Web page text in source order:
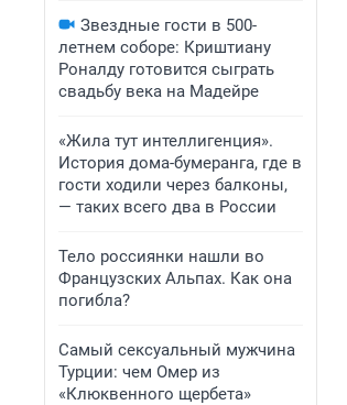
Звездные гости в 500-
летнем соборе: Криштиану
Роналду готовится сыграть
свадьбу века на Мадейре
«Жила тут интеллигенция».
История дома-бумеранга, где в
гости ходили через балконы,
— таких всего два в России
Тело россиянки нашли во
Французских Альпах. Как она
погибла?
Самый сексуальный мужчина
Турции: чем Омер из
«Клюквенного щербета»